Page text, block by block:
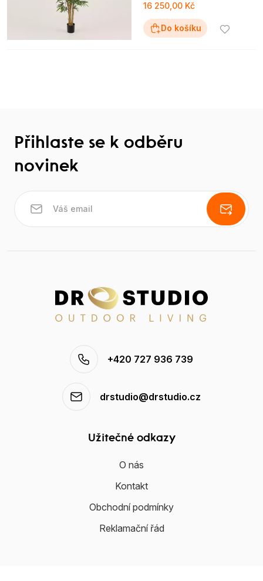
16 250,00 Kč
Do košíku
Přihlaste se k odběru
novinek
+420 727 936 739
drstudio@drstudio.cz
Užitečné odkazy
O nás
Kontakt
Obchodní podmínky
Reklamační řád